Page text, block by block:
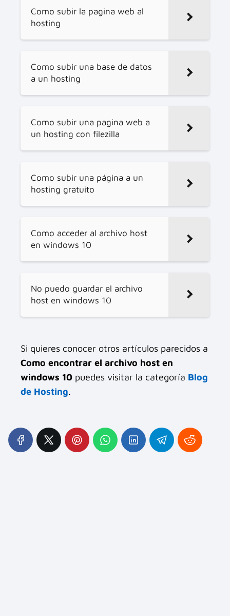
Como subir la pagina web al
hosting
Como subir una base de datos
a un hosting
Como subir una pagina web a
un hosting con filezilla
Como subir una página a un
hosting gratuito
Como acceder al archivo host
en windows 10
No puedo guardar el archivo
host en windows 10
Si quieres conocer otros artículos parecidos a
Como encontrar el archivo host en
windows 10 puedes visitar la categoría Blog
de Hosting.